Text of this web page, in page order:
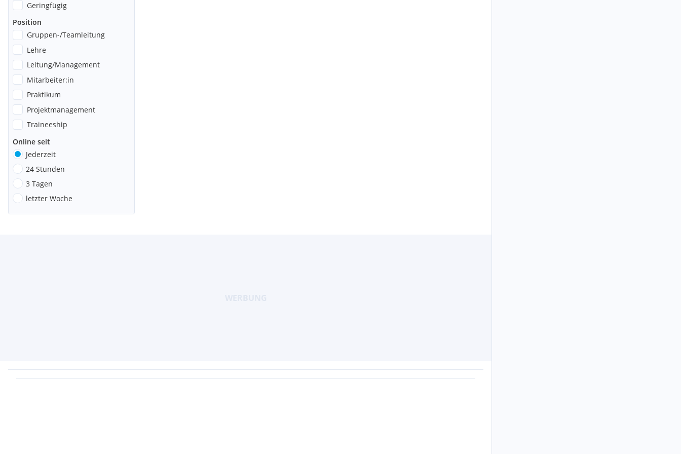
Geringfügig
Position
Gruppen-/Teamleitung
Lehre
Leitung/Management
Mitarbeiter:in
Praktikum
Projektmanagement
Traineeship
Online seit
Jederzeit
24 Stunden
3 Tagen
letzter Woche